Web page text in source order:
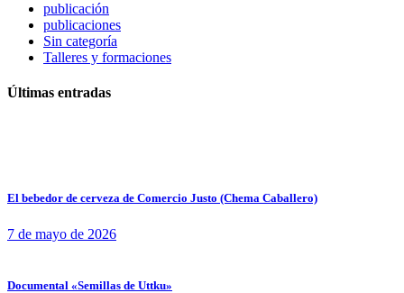
publicación
publicaciones
Sin categoría
Talleres y formaciones
Últimas entradas
El bebedor de cerveza de Comercio Justo (Chema Caballero)
7 de mayo de 2026
Documental «Semillas de Uttku»